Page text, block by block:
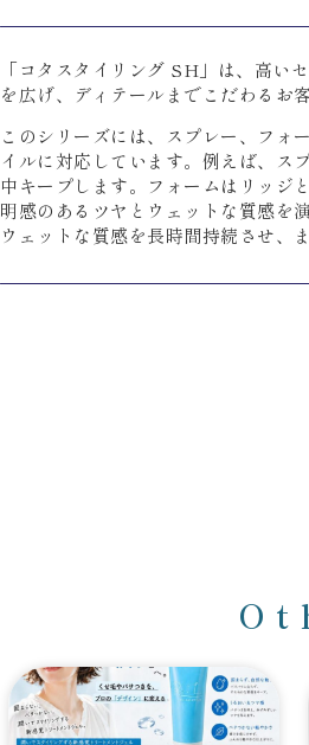
「コタスタイリング SH」は、高い
を広げ、ディテールまでこだわるお
このシリーズには、スプレー、フォ
イルに対応しています。例えば、ス
中キープします。フォームはリッジ
明感のあるツヤとウェットな質感を
ウェットな質感を長時間持続させ、